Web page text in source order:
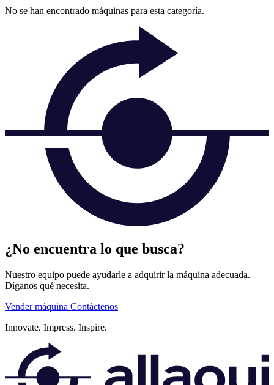
No se han encontrado máquinas para esta categoría.
¿No encuentra lo que busca?
Nuestro equipo puede ayudarle a adquirir la máquina adecuada.
Díganos qué necesita.
Vender máquina Contáctenos
Innovate. Impress. Inspire.